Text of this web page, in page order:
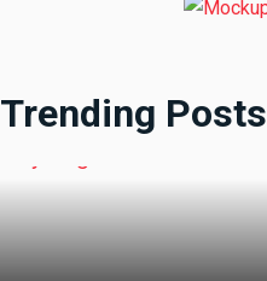
Trending Posts